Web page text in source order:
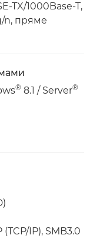
TX/1000Base-T,
n, пряме
® 8.1 / Server®
IP), SMB3.0